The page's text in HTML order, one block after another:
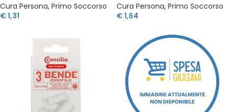
Cura Persona, Primo Soccorso
€1,31
Cura Persona, Primo Soccorso
€1,64